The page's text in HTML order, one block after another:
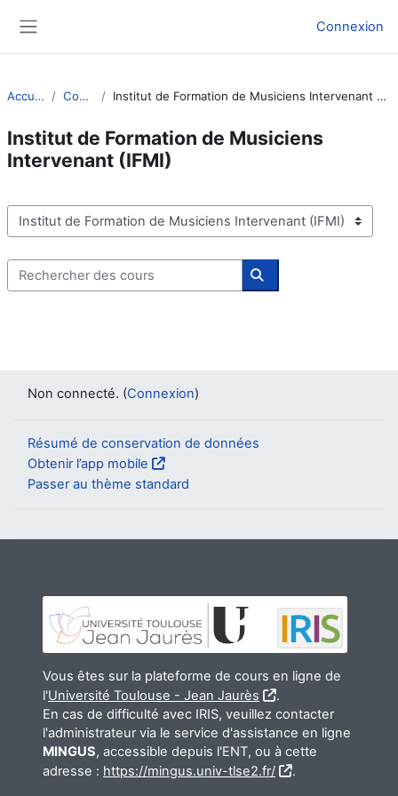
Connexion
Accueil Cours Institut de Formation de Musiciens Intervenant (IFMI)
Institut de Formation de Musiciens
Intervenant (IFMI)
Catégories de cours
Rechercher des cours
Rechercher des cours
Non connecté. (Connexion)
Résumé de conservation de données
Obtenir l’app mobile
Passer au thème standard
Vous êtes sur la plateforme de cours en ligne de
l'Université Toulouse - Jean Jaurès
.
En cas de difficulté avec IRIS, veuillez contacter
l'administrateur via le service d'assistance en ligne
MINGUS, accessible depuis l'ENT, ou à cette
adresse : https://mingus.univ-tlse2.fr/ .